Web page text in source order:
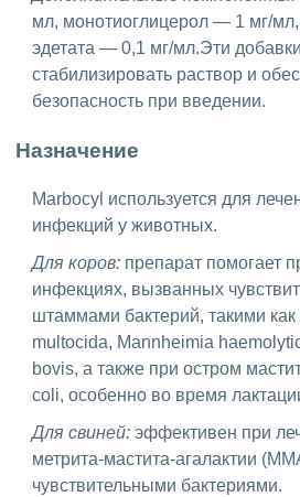
мл, монотиоглицерол — 1 мг/
эдетата — 0,1 мг/мл.Эти
стабилизировать раствор и
безопасность при введении.
Назначение
Marbocyl используется для
инфекций у животных.
Для коров: препарат помогает
инфекциях, вызванных
штаммами бактерий, такими
multocida, Mannheimia
bovis, а также при остром
coli, особенно во время
Для свиней: эффективен при
метрита-мастита-агалактии
чувствительными бактериями.